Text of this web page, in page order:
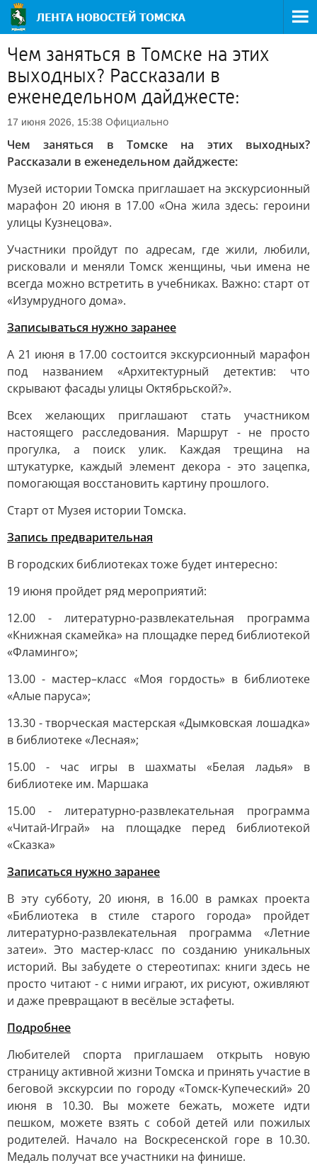
Чем заняться в Томске на этих
выходных? Рассказали в
еженедельном дайджесте:
17 июня 2026, 15:38 Официально
Чем заняться в Томске на этих выходных?
Рассказали в еженедельном дайджесте:
Музей истории Томска приглашает на экскурсионный
марафон 20 июня в 17.00 «Она жила здесь: героини
улицы Кузнецова».
Участники пройдут по адресам, где жили, любили,
рисковали и меняли Томск женщины, чьи имена не
всегда можно встретить в учебниках. Важно: старт от
«Изумрудного дома».
Записываться нужно заранее
А 21 июня в 17.00 состоится экскурсионный марафон
под названием «Архитектурный детектив: что
скрывают фасады улицы Октябрьской?».
Всех желающих приглашают стать участником
настоящего расследования. Маршрут - не просто
прогулка, а поиск улик. Каждая трещина на
штукатурке, каждый элемент декора - это зацепка,
помогающая восстановить картину прошлого.
Старт от Музея истории Томска.
Запись предварительная
В городских библиотеках тоже будет интересно:
19 июня пройдет ряд мероприятий:
12.00 - литературно-развлекательная программа
«Книжная скамейка» на площадке перед библиотекой
«Фламинго»;
13.00 - мастер–класс «Моя гордость» в библиотеке
«Алые паруса»;
13.30 - творческая мастерская «Дымковская лошадка»
в библиотеке «Лесная»;
15.00 - час игры в шахматы «Белая ладья» в
библиотеке им. Маршака
15.00 - литературно-развлекательная программа
«Читай-Играй» на площадке перед библиотекой
«Сказка»
Записаться нужно заранее
В эту субботу, 20 июня, в 16.00 в рамках проекта
«Библиотека в стиле старого города» пройдет
литературно-развлекательная программа «Летние
затеи». Это мастер-класс по созданию уникальных
историй. Вы забудете о стереотипах: книги здесь не
просто читают - с ними играют, их рисуют, оживляют
и даже превращают в весёлые эстафеты.
Подробнее
Любителей спорта приглашаем открыть новую
страницу активной жизни Томска и принять участие в
беговой экскурсии по городу «Томск-Купеческий» 20
июня в 10.30. Вы можете бежать, можете идти
пешком, можете взять с собой детей или пожилых
родителей. Начало на Воскресенской горе в 10.30.
Медаль получат все участники на финише.